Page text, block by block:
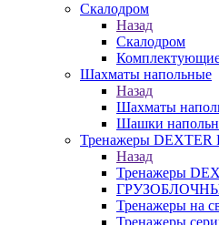
Скалодром
Назад
Скалодром
Шахматы напольные
Назад
Шахматы
Шашки
Тренажеры DEXTER
Назад
Тренажеры
Тренажеры на
Тренажеры